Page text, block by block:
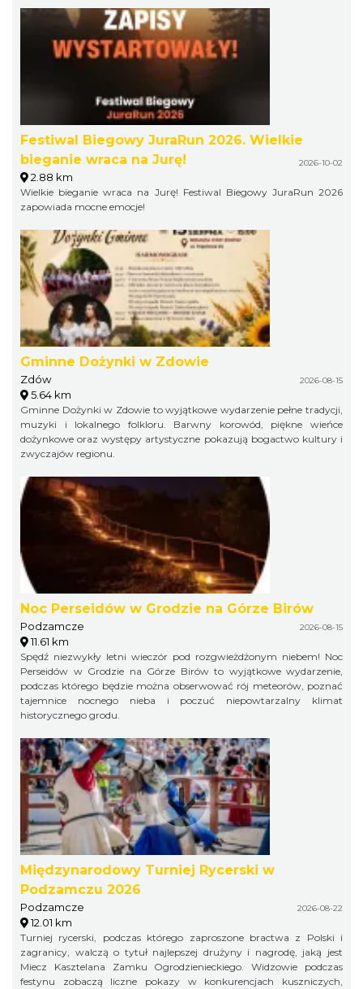
Festiwal Biegowy JuraRun 2026. Wielkie
bieganie wraca na Jurę!
2026-10-02
2.88 km
Wielkie bieganie wraca na Jurę! Festiwal Biegowy JuraRun 2026
zapowiada mocne emocje!
Gminne Dożynki w Zdowie
Zdów 2026-08-15
5.64 km
Gminne Dożynki w Zdowie to wyjątkowe wydarzenie pełne tradycji,
muzyki i lokalnego folkloru. Barwny korowód, piękne wieńce
dożynkowe oraz występy artystyczne pokazują bogactwo kultury i
zwyczajów regionu.
Noc Perseidów w Grodzie na Górze Birów
Podzamcze 2026-08-15
11.61 km
Spędź niezwykły letni wieczór pod rozgwieżdżonym niebem! Noc
Perseidów w Grodzie na Górze Birów to wyjątkowe wydarzenie,
podczas którego będzie można obserwować rój meteorów, poznać
tajemnice nocnego nieba i poczuć niepowtarzalny klimat
historycznego grodu.
Międzynarodowy Turniej Rycerski w
Podzamczu 2026
Podzamcze 2026-08-22
12.01 km
Turniej rycerski, podczas którego zaproszone bractwa z Polski i
zagranicy, walczą o tytuł najlepszej drużyny i nagrodę, jaką jest
Miecz Kasztelana Zamku Ogrodzienieckiego. Widzowie podczas
festynu zobaczą liczne pokazy w konkurencjach kuszniczych,